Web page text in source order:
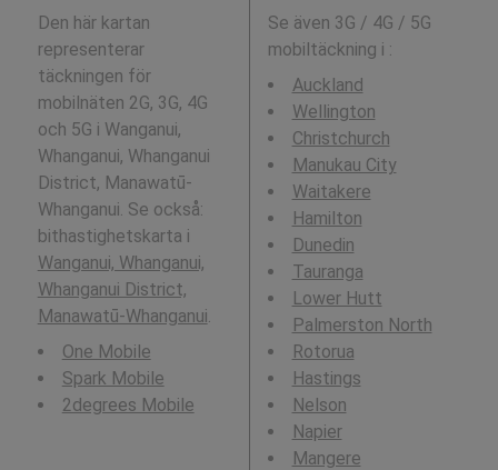
Den här kartan
representerar
täckningen för
mobilnäten 2G, 3G, 4G
och 5G i Wanganui,
Whanganui, Whanganui
District, Manawatū-
Whanganui. Se också:
bithastighetskarta i
Wanganui, Whanganui,
Whanganui District,
Manawatū-Whanganui.
One Mobile
Spark Mobile
2degrees Mobile
Se även 3G / 4G / 5G
mobiltäckning i :
Auckland
Wellington
Christchurch
Manukau City
Waitakere
Hamilton
Dunedin
Tauranga
Lower Hutt
Palmerston North
Rotorua
Hastings
Nelson
Napier
Mangere